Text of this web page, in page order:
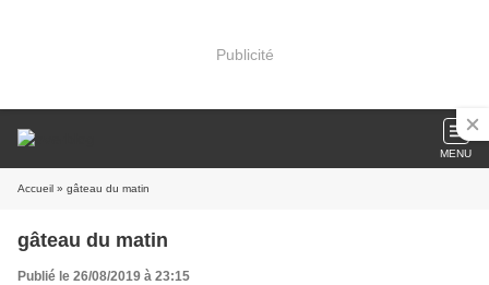
Publicité
MENU
Accueil » gâteau du matin
gâteau du matin
Publié le 26/08/2019 à 23:15